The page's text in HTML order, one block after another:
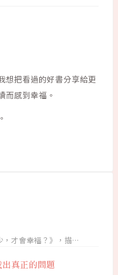
想把看過的好書分享給更
而感到幸福。
，才會幸福？》，描…
真正的問題